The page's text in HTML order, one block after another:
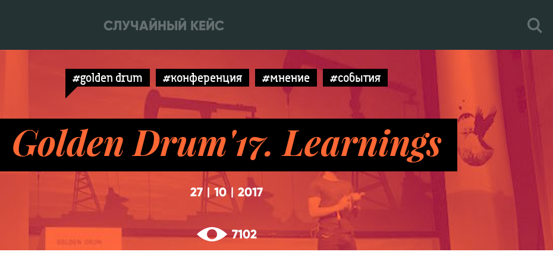
СЛУЧАЙНЫЙ КЕЙС
#golden drum #конференция #мнение #события
Golden Drum'17. Learnings
27 10 2017
7102